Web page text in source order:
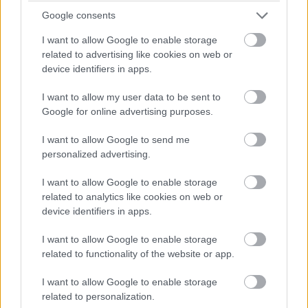
Google consents
I want to allow Google to enable storage
related to advertising like cookies on web or
device identifiers in apps.
I want to allow my user data to be sent to
Google for online advertising purposes.
I want to allow Google to send me
personalized advertising.
I want to allow Google to enable storage
related to analytics like cookies on web or
device identifiers in apps.
I want to allow Google to enable storage
related to functionality of the website or app.
I want to allow Google to enable storage
related to personalization.
Dráma készül a P2-ben: a szoros csatában élen álló
turbópékek versenyzőjét, Nick Yellolyt bokszutcai gyorshajtás
miatt vizsgálják!
Fuocót ezúttal azzal biztatják, hogy sokkal több
pályaelhagyása van az előtte haladó Porschének, szóval ő
többet kockáztathat, mint riválisa.
szemét, mert a 4. helynél hátrébb úgyse esik...
Fuoco otthagyja Giovinazzit és közelíti a második